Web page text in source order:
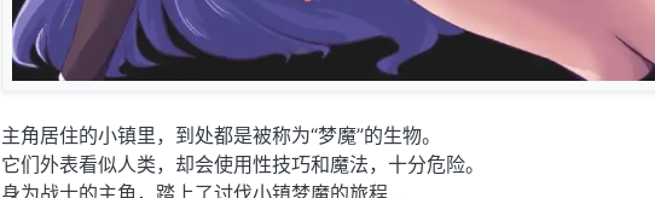
主角居住的小镇里，到处都是被称为“梦魔”的生物。
它们外表看似人类，却会使用性技巧和魔法，十分危险。